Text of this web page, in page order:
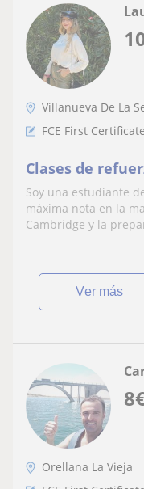
Villanueva De La
FCE First
Clases de
Soy una estudiante
máxima nota en la
Cambridge y la
ver más
8
Orellana La Vieja